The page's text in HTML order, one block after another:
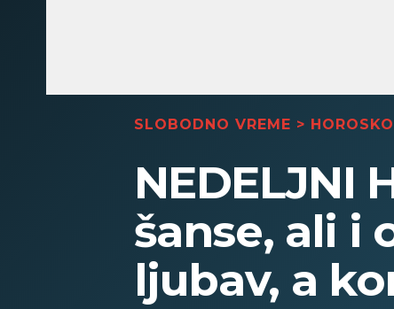
SLOBODNO VREME >
NEDELJNI
šanse, ali i
ljubav, a